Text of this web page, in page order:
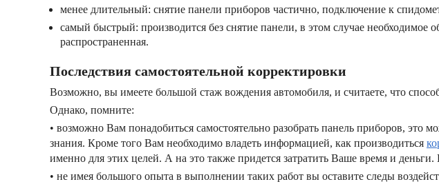
менее длительный: снятие панели приборов частично, подключение к
самый быстрый: производится без снятие панели, в этом случае необходимое
распространенная.
Последствия самостоятельной корректировки
Возможно, вы имеете большой стаж вождения автомобиля, и считаете, что
Однако, помните:
• возможно Вам понадобиться самостоятельно разобрать панель приборов, это
знания. Кроме того Вам необходимо владеть информацией, как производиться
именно для этих целей. А на это также придется затратить Ваше время и
• не имея большого опыта в выполнении таких работ вы оставите следы